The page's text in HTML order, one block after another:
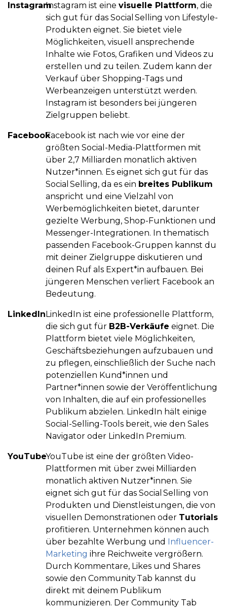
InstagramInstagram ist eine visuelle Plattform, die
sich gut für das Social Selling von Lifestyle-
Produkten eignet. Sie bietet viele
Möglichkeiten, visuell ansprechende
Inhalte wie Fotos, Grafiken und Videos zu
erstellen und zu teilen. Zudem kann der
Verkauf über Shopping-Tags und
Werbeanzeigen unterstützt werden.
Instagram ist besonders bei jüngeren
Zielgruppen beliebt.
FacebookFacebook ist nach wie vor eine der
größten Social-Media-Plattformen mit
über 2,7 Milliarden monatlich aktiven
Nutzer*innen. Es eignet sich gut für das
Social Selling, da es ein breites Publikum
anspricht und eine Vielzahl von
Werbemöglichkeiten bietet, darunter
gezielte Werbung, Shop-Funktionen und
Messenger-Integrationen. In thematisch
passenden Facebook-Gruppen kannst du
mit deiner Zielgruppe diskutieren und
deinen Ruf als Expert*in aufbauen. Bei
jüngeren Menschen verliert Facebook an
Bedeutung.
LinkedInLinkedIn ist eine professionelle Plattform,
die sich gut für B2B-Verkäufe eignet. Die
Plattform bietet viele Möglichkeiten,
Geschäftsbeziehungen aufzubauen und
zu pflegen, einschließlich der Suche nach
potenziellen Kund*innen und
Partner*innen sowie der Veröffentlichung
von Inhalten, die auf ein professionelles
Publikum abzielen. LinkedIn hält einige
Social-Selling-Tools bereit, wie den Sales
Navigator oder LinkedIn Premium.
YouTubeYouTube ist eine der größten Video-
Plattformen mit über zwei Milliarden
monatlich aktiven Nutzer*innen. Sie
eignet sich gut für das Social Selling von
Produkten und Dienstleistungen, die von
visuellen Demonstrationen oder Tutorials
profitieren. Unternehmen können auch
über bezahlte Werbung und Influencer-
Marketing ihre Reichweite vergrößern.
Durch Kommentare, Likes und Shares
sowie den Community Tab kannst du
direkt mit deinem Publikum
kommunizieren. Der Community Tab